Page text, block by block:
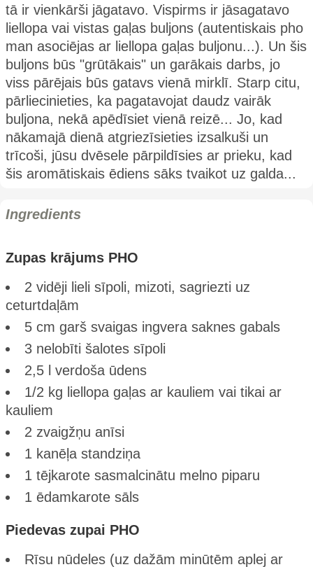
tā ir vienkārši jāgatavo. Vispirms ir jāsagatavo
liellopa vai vistas gaļas buljons (autentiskais pho
man asociējas ar liellopa gaļas buljonu...). Un šis
buljons būs "grūtākais" un garākais darbs, jo
viss pārējais būs gatavs vienā mirklī. Starp citu,
pārliecinieties, ka pagatavojat daudz vairāk
buljona, nekā apēdīsiet vienā reizē... Jo, kad
nākamajā dienā atgriezīsieties izsalkuši un
trīcoši, jūsu dvēsele pārpildīsies ar prieku, kad
šis aromātiskais ēdiens sāks tvaikot uz galda...
Ingredients
Zupas krājums PHO
2 vidēji lieli sīpoli, mizoti, sagriezti uz
ceturtdaļām
5 cm garš svaigas ingvera saknes gabals
3 nelobīti šalotes sīpoli
2,5 l verdoša ūdens
1/2 kg liellopa gaļas ar kauliem vai tikai ar
kauliem
2 zvaigžņu anīsi
1 kanēļa standziņa
1 tējkarote sasmalcinātu melno piparu
1 ēdamkarote sāls
Piedevas zupai PHO
Rīsu nūdeles (uz dažām minūtēm aplej ar